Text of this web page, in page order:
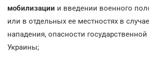
мобилизации и введении военного
или в отдельных ее местностях в
нападения, опасности
Украины;